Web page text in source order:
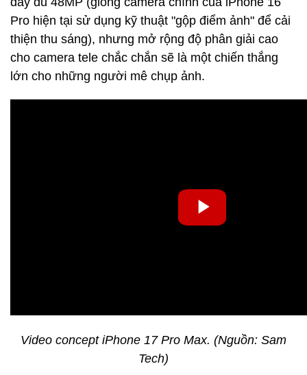
Pro hiện tại sử dụng kỹ thuật "gộp điểm ảnh" để cải
thiện thu sáng), nhưng mở rộng độ phân giải cao
cho camera tele chắc chắn sẽ là một chiến thắng
lớn cho những người mê chụp ảnh.
Video concept iPhone 17 Pro Max. (Nguồn: Sam
Tech)